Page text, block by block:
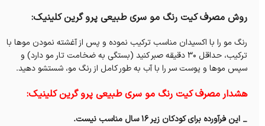
روش مصرف کيت رنگ مو سری طبیعی پرو گرين کلینیک:
رنگ مو را با اکسیدان مناسب ترکیب نموده و پس از آغشته نمودن موها با
ترکیب، حداقل‌ ۳۰ دقیقه صبر کنید (بستگی به ضخامت تار مو دارد) و
سپس موها و پوست سر را با آب به طور کامل از رنگ مو، شستشو دهید.
هشدار مصرف کيت رنگ مو سری طبیعی پرو گرين کلینیک:
_ این فرآورده برای کودکان زیر ۱۶ سال مناسب نیست.